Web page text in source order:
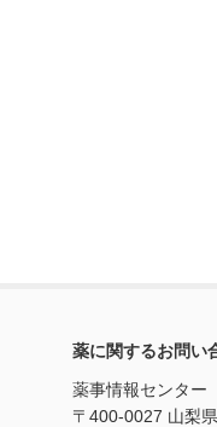
薬に関するお問い
薬事情報センター
〒400-0027 山梨